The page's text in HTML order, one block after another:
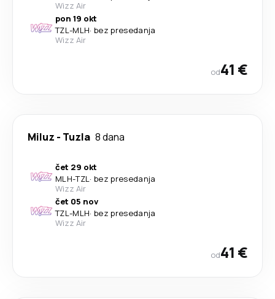
Wizz Air
pon 19 okt
TZL-MLH· bez presedanja
Wizz Air
od41 €
Miluz - Tuzla 8 dana
čet 29 okt
MLH-TZL· bez presedanja
Wizz Air
čet 05 nov
TZL-MLH· bez presedanja
Wizz Air
od41 €